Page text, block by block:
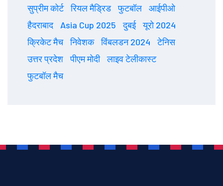
सुप्रीम कोर्ट
रियल मैड्रिड फुटबॉल
आईपीओ
हैदराबाद
Asia Cup 2025 दुबई
यूरो 2024
क्रिकेट मैच
निवेशक विंबलडन 2024
टेनिस
उत्तर प्रदेश
पीएम मोदी
लाइव टेलीकास्ट
फुटबॉल मैच